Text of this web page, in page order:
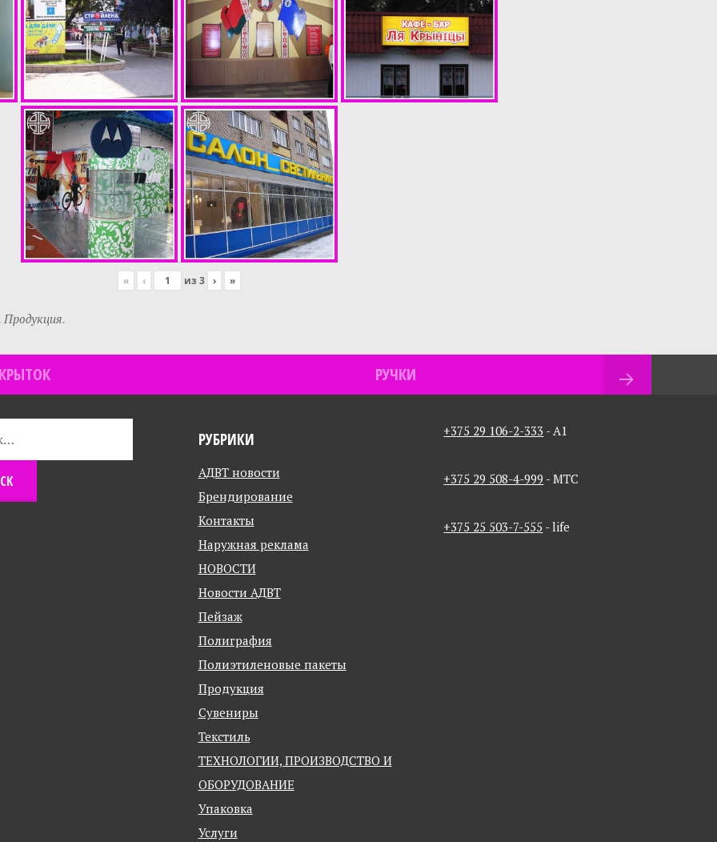
« ‹ из 3 › »
Продукция.
РУЧКИ
РУБРИКИ
АДВТ новости
Брендирование
Контакты
Наружная реклама
НОВОСТИ
Новости АДВТ
Пейзаж
Полиграфия
Полиэтиленовые пакеты
Продукция
Сувениры
Текстиль
ТЕХНОЛОГИИ, ПРОИЗВОДСТВО И
ОБОРУДОВАНИЕ
Упаковка
Услуги
+375 29 106-2-333 - A1
+375 29 508-4-999 - MTC
+375 25 503-7-555 - life